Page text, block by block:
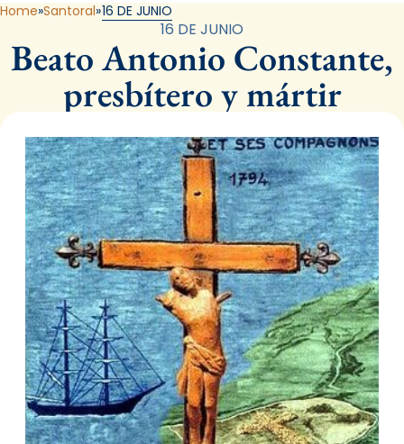
Home Santoral 16 DE JUNIO
16 DE JUNIO
Beato Antonio Constante,
presbítero y mártir